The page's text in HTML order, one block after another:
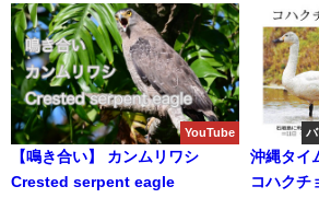
YouTube
【鳴き合い】 カンムリワシ
Crested serpent eagle
沖縄タイムス
コハク